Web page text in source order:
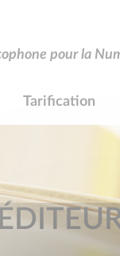
pour la
Tarification